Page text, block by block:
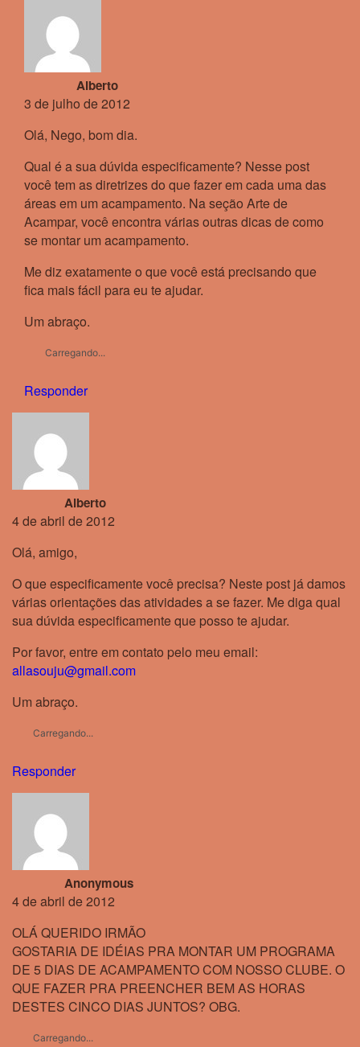
Alberto
3 de julho de 2012
Olá, Nego, bom dia.
Qual é a sua dúvida especificamente? Nesse post
você tem as diretrizes do que fazer em cada uma das
áreas em um acampamento. Na seção Arte de
Acampar, você encontra várias outras dicas de como
se montar um acampamento.
Me diz exatamente o que você está precisando que
fica mais fácil para eu te ajudar.
Um abraço.
Carregando...
Responder
Alberto
4 de abril de 2012
Olá, amigo,
O que especificamente você precisa? Neste post já damos
várias orientações das atividades a se fazer. Me diga qual
sua dúvida especificamente que posso te ajudar.
Por favor, entre em contato pelo meu email:
allasouju@gmail.com
Um abraço.
Carregando...
Responder
Anonymous
4 de abril de 2012
OLÁ QUERIDO IRMÃO
GOSTARIA DE IDÉIAS PRA MONTAR UM PROGRAMA
DE 5 DIAS DE ACAMPAMENTO COM NOSSO CLUBE. O
QUE FAZER PRA PREENCHER BEM AS HORAS
DESTES CINCO DIAS JUNTOS? OBG.
Carregando...